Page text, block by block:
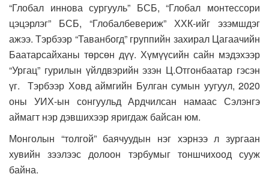
“Глобал иннова сургууль” БСБ, “Глобал монтессори
цэцэрлэг” БСБ, “Глобалбевериж” ХХК-ийг эзэмшдэг
ажээ. Тэрбээр “Таванбогд” группийн захирал Цагаачийн
Баатарсайханы төрсөн дүү. Хүмүүсийн сайн мэдэхээр
“Ургац” гурилын үйлдвэрийн эзэн Ц.Отгонбаатар гэсэн
үг. Тэрбээр Ховд аймгийн Булган сумын уугуул, 2020
оны УИХ-ын сонгуульд Ардчилсан намаас Сэлэнгэ
аймагт нэр дэвшихээр яригдаж байсан юм.
Монголын “толгой” баячуудын нэг хэрнээ л зургаан
хувийн зээлээс долоон тэрбумыг тоншчихоод сууж
байна.